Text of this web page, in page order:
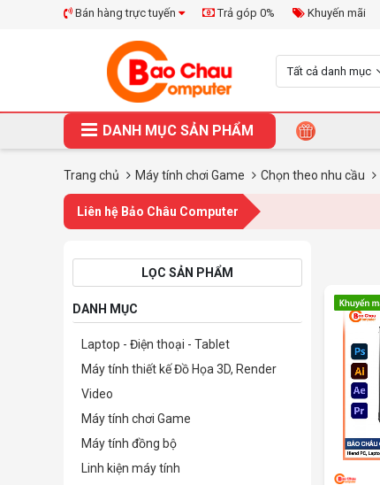
Bán hàng trực tuyến Trả góp 0% Khuyến mãi
Tất cả danh mục
DANH MỤC SẢN PHẨM
Trang chủ Máy tính chơi Game Chọn theo nhu cầu
Liên hệ Bảo Châu Computer
LỌC SẢN PHẨM
DANH MỤC
Laptop - Điện thoại - Tablet
Máy tính thiết kế Đồ Họa 3D, Render
Video
Máy tính chơi Game
Máy tính đồng bộ
Linh kiện máy tính